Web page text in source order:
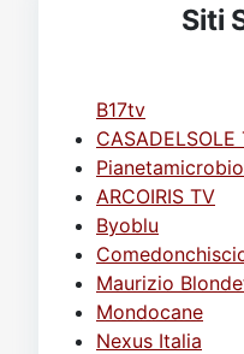
Siti
B17tv
CASADELSOLE
ARCOIRIS TV
Byoblu
Maurizio
Mondocane
Nexus Italia